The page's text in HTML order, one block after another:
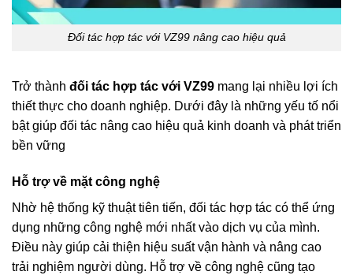
Đối tác hợp tác với VZ99 nâng cao hiệu quả
Trở thành đối tác hợp tác với VZ99 mang lại nhiều lợi ích
thiết thực cho doanh nghiệp. Dưới đây là những yếu tố nổi
bật giúp đối tác nâng cao hiệu quả kinh doanh và phát triển
bền vững
Hỗ trợ về mặt công nghệ
Nhờ hệ thống kỹ thuật tiên tiến, đối tác hợp tác có thể ứng
dụng những công nghệ mới nhất vào dịch vụ của mình.
Điều này giúp cải thiện hiệu suất vận hành và nâng cao
trải nghiệm người dùng. Hỗ trợ về công nghệ cũng tạo